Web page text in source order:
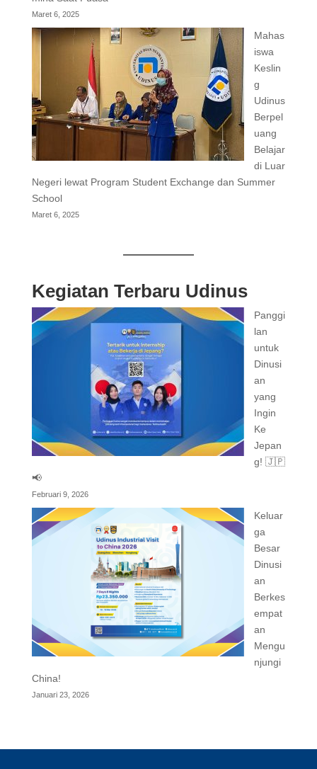
Maret 6, 2025
Mahas
iswa
Keslin
g
Udinus
Berpel
uang
Belajar
di Luar
Negeri lewat Program Student Exchange dan Summer
School
Maret 6, 2025
Kegiatan Terbaru Udinus
Panggi
lan
untuk
Dinusi
an
yang
Ingin
Ke
Jepan
g! 🇯🇵
📢
Februari 9, 2026
Keluar
ga
Besar
Dinusi
an
Berkes
empat
an
Mengu
njungi
China!
Januari 23, 2026